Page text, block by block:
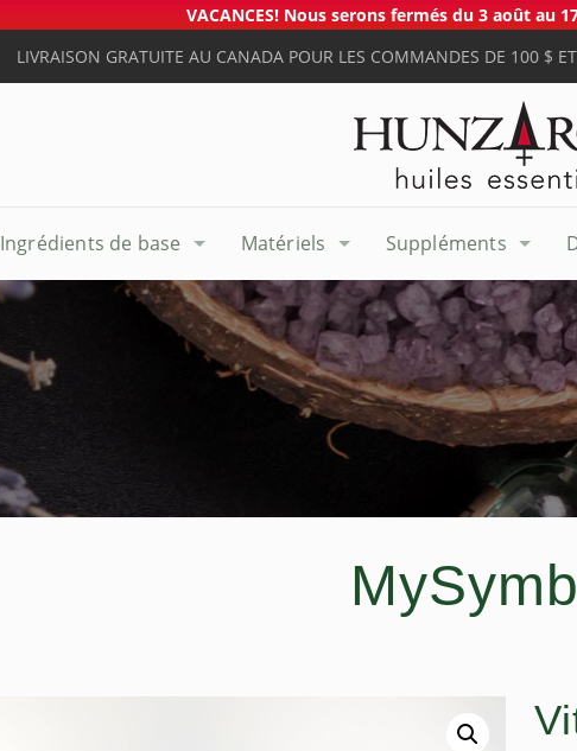
VACANCES! Nous serons fermés du 3 août au
LIVRAISON GRATUITE AU CANADA POUR LES COMMANDES DE 100 $
Ingrédients de base Matériels Suppléments